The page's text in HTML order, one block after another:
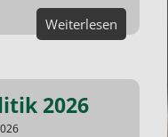
Weiterlesen
2026